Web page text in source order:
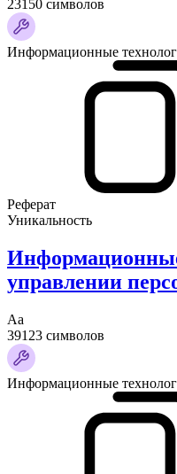
23150 символов
Информационные
Реферат
Уникальность
управлении
Аа
39123 символов
Информационные